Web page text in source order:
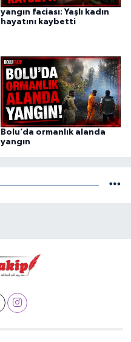
yangın faciası: Yaşlı kadın
hayatını kaybetti
Bolu’da ormanlık alanda
yangın